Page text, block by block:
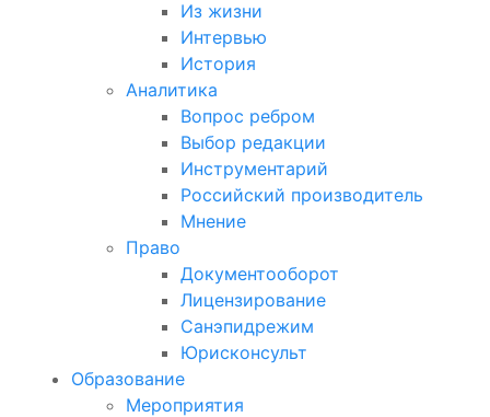
Из жизни
Интервью
История
Аналитика
Вопрос ребром
Выбор редакции
Инструментарий
Российский производитель
Мнение
Право
Документооборот
Лицензирование
Санэпидрежим
Юрисконсульт
Образование
Мероприятия